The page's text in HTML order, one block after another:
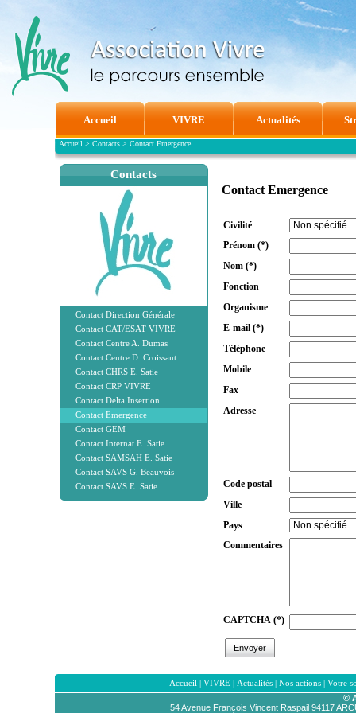
Accueil VIVRE Actualités
Accueil >Contacts >Contact Emergence
Contacts
Contact Direction Générale
Contact CAT/ESAT VIVRE
Contact Centre A. Dumas
Contact Centre D. Croissant
Contact CHRS E. Satie
Contact CRP VIVRE
Contact Delta Insertion
Contact Emergence
Contact GEM
Contact Internat E. Satie
Contact SAMSAH E. Satie
Contact SAVS G. Beauvois
Contact SAVS E. Satie
Contact Emergence
Civilité
Prénom (*)
Nom (*)
Fonction
Organisme
E-mail (*)
Téléphone
Mobile
Fax
Adresse
Code postal
Ville
Pays
Commentaires
CAPTCHA (*)
Accueil |VIVRE | Actualités |Nos actions |Votre
©
54 Avenue François Vincent Raspail 94117